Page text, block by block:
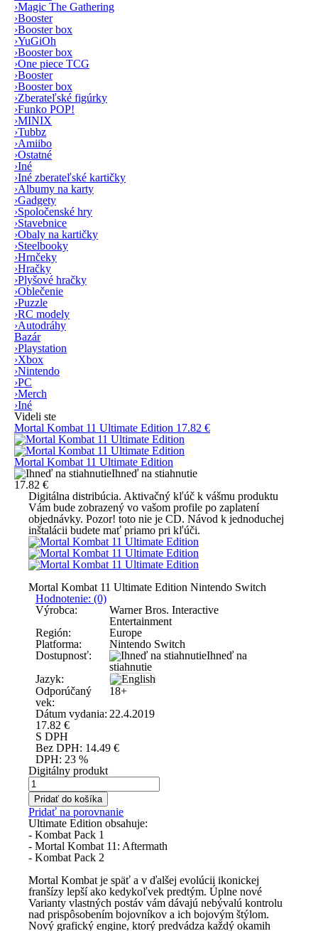
›Magic The Gathering
›Booster
›Booster box
›YuGiOh
›Booster box
›One piece TCG
›Booster
›Booster box
›Zberateľské figúrky
›Funko POP!
›MINIX
›Tubbz
›Amiibo
›Ostatné
›Iné
›Iné zberateľské kartičky
›Albumy na karty
›Gadgety
›Spoločenské hry
›Stavebnice
›Obaly na kartičky
›Steelbooky
›Hrnčeky
›Hračky
›Plyšové hračky
›Oblečenie
›Puzzle
›RC modely
›Autodráhy
Bazár
›Playstation
›Xbox
›Nintendo
›PC
›Merch
›Iné
Videli ste
Mortal Kombat 11 Ultimate Edition 17.82 €
Mortal Kombat 11 Ultimate Edition
Ihneď na stiahnutie
17.82 €
Digitálna distribúcia. Aktivačný kľúč k vášmu produktu
Vám bude zobrazený vo vašom profile po zaplatení
objednávky. Pozor! toto nie je CD. Návod k jednoduchej
inštalácii budete mať priamo pri kľúči.
Mortal Kombat 11 Ultimate Edition Nintendo Switch
Hodnotenie: (0)
Výrobca:
Warner Bros. Interactive
Entertainment
Región:
Europe
Platforma:
Nintendo Switch
Dostupnosť:
Ihneď na
stiahnutie
Jazyk:
Odporúčaný
vek:
18+
Dátum vydania: 22.4.2019
17.82 €
S DPH
Bez DPH: 14.49 €
DPH: 23 %
Digitálny produkt
Pridať do košíka
Pridať na porovnanie
Ultimate Edition obsahuje:
- Kombat Pack 1
- Mortal Kombat 11: Aftermath
- Kombat Pack 2
Mortal Kombat je späť a v ďalšej evolúcii ikonickej
franšízy lepší ako kedykoľvek predtým. Úplne nové
Varianty vlastných postáv vám dávajú nebývalú kontrolu
nad prispôsobením bojovníkov a ich bojovým štýlom.
Nový grafický engine, ktorý predvádza každý okamih